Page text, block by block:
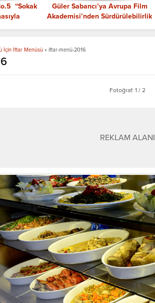
“Sokak
Güler Sabancı’ya Avrupa Film
Akademisi’nden Sürdürülebilirlik
İçin İftar Menüsü » iftar-menü-2016
Fotoğraf: 1 / 2
REKLAM ALANI